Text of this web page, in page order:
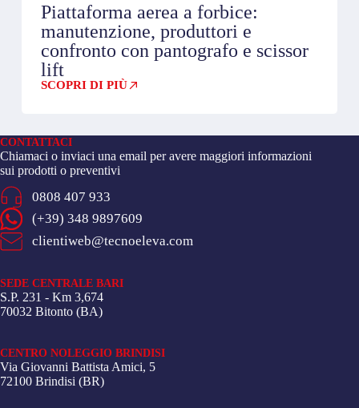
Piattaforma aerea a forbice:
manutenzione, produttori e
confronto con pantografo e scissor
lift
SCOPRI DI PIÙ
CONTATTACI
Chiamaci o inviaci una email per avere maggiori informazioni
sui prodotti o preventivi
0808 407 933
(+39) 348 9897609
clientiweb@tecnoeleva.com
SEDE CENTRALE BARI
S.P. 231 - Km 3,674
70032 Bitonto (BA)
CENTRO NOLEGGIO BRINDISI
Via Giovanni Battista Amici, 5
72100 Brindisi (BR)